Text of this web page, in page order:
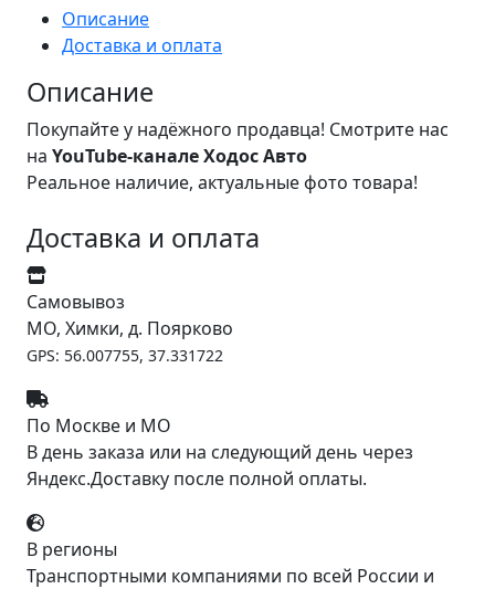
Описание
Доставка и оплата
Описание
Покупайте у надёжного продавца! Смотрите нас
на YouTube-канале Ходос Авто
Реальное наличие, актуальные фото товара!
Доставка и оплата
Самовывоз
МО, Химки, д. Поярково
GPS: 56.007755, 37.331722
По Москве и МО
В день заказа или на следующий день через
Яндекс.Доставку после полной оплаты.
В регионы
Транспортными компаниями по всей России и